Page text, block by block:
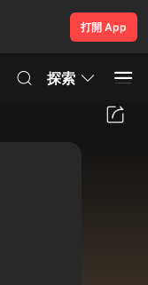
打開 App
探索